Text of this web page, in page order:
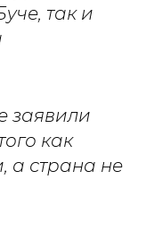
так и
заявили
как
а страна не